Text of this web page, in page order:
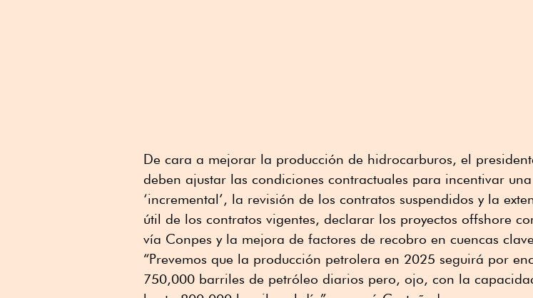
De cara a mejorar la producción de hidrocarburos, el
deben ajustar las condiciones contractuales para incentivar
‘incremental’, la revisión de los contratos suspendidos y la
útil de los contratos vigentes, declarar los proyectos offshore
vía Conpes y la mejora de factores de recobro en cuencas
“Prevemos que la producción petrolera en 2025 seguirá por
750,000 barriles de petróleo diarios pero, ojo, con la